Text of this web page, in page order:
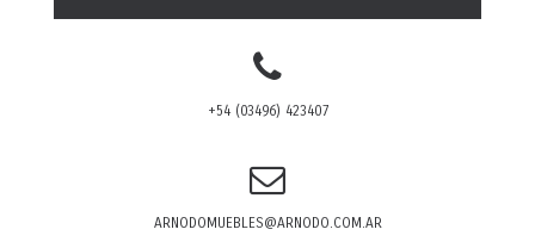
+54 (03496) 423407
ARNODOMUEBLES@ARNODO.COM.AR